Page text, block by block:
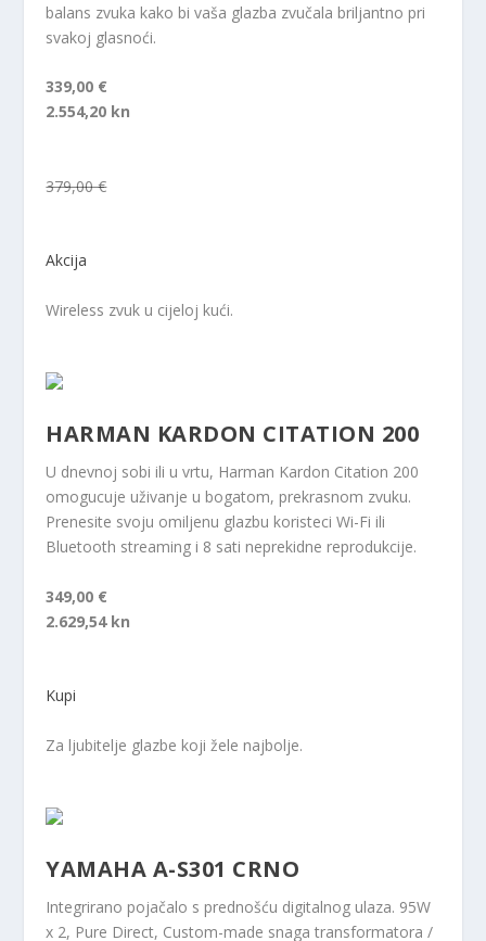
balans zvuka kako bi vaša glazba zvučala briljantno pri
svakoj glasnoći.
339,00 €
2.554,20 kn
379,00 €
Akcija
Wireless zvuk u cijeloj kući.
HARMAN KARDON CITATION 200
U dnevnoj sobi ili u vrtu, Harman Kardon Citation 200
omogucuje uživanje u bogatom, prekrasnom zvuku.
Prenesite svoju omiljenu glazbu koristeci Wi-Fi ili
Bluetooth streaming i 8 sati neprekidne reprodukcije.
349,00 €
2.629,54 kn
Kupi
Za ljubitelje glazbe koji žele najbolje.
YAMAHA A-S301 CRNO
Integrirano pojačalo s prednošću digitalnog ulaza. 95W
x 2, Pure Direct, Custom-made snaga transformatora /